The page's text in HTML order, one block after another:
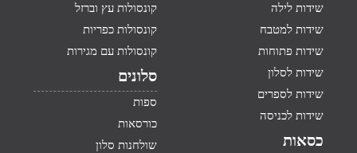
שידות לילה
שידות למטבח
שידות פתוחות
שידות לסלון
שידות לספרים
שידות לכניסה
כסאות
קונסולות עץ וברזל
קונסולות כפריות
קונסולות עם מגירות
סלונים
ספות
כורסאות
שולחנות סלון